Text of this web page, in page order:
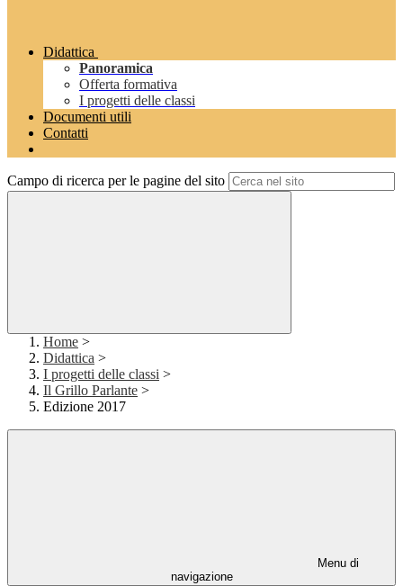
Didattica
Panoramica
Offerta formativa
I progetti delle classi
Documenti utili
Contatti
Campo di ricerca per le pagine del sito
Home >
Didattica >
I progetti delle classi >
Il Grillo Parlante >
Edizione 2017
Menu di
navigazione